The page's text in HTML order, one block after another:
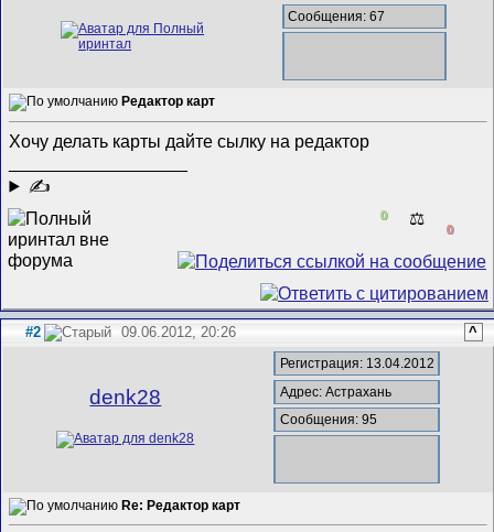
Сообщения: 67
Редактор карт
Хочу делать карты дайте сылку на редактор
✍
0 ⚖️
0
#2 09.06.2012, 20:26 ^
denk28
Регистрация: 13.04.2012
Адрес: Астрахань
Сообщения: 95
Re: Редактор карт